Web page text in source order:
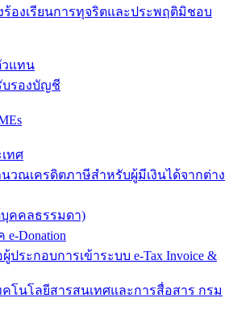
ร้องเรียนการทุจริตและประพฤติมิชอบ
แทน
บรองบัญชี
ทศ
วณเครดิตภาษีสำหรับผู้มีเงินได้จากต่าง
คคลธรรมดา)
Donation
ประกอบการเข้าระบบ e-Tax Invoice &
โนโลยีสารสนเทศและการสื่อสาร กรม